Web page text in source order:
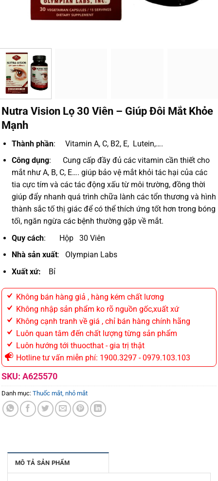
Nutra Vision Lọ 30 Viên – Giúp Đôi Mắt Khỏe
Mạnh
Thành phần: Vitamin A, C, B2, E, Lutein,….
Công dụng: Cung cấp đầy đủ các vitamin cần thiết cho
mắt như A, B, C, E…. giúp bảo vệ mắt khỏi tác hại của các
tia cực tím và các tác động xấu từ môi trường, đồng thời
giúp đẩy nhanh quá trình chữa lành các tổn thương và hình
thành sắc tố thị giác để có thể thích ứng tốt hơn trong bóng
tối, ngăn ngừa các bệnh thường gặp về mắt.
Quy cách: Hộp 30 Viên
Nhà sản xuất: Olympian Labs
Xuất xứ: Bỉ
Không bán hàng giả , hàng kém chất lương
Không nhập sản phẩm ko rõ nguồn gốc,xuất xứ
Không cạnh tranh về giá , chỉ bán hàng chính hãng
Luôn quan tâm đến chất lượng từng sản phẩm
Luôn hướng tới thuocthat - gia trị thật
Hotline tư vấn miễn phí: 1900.3297 - 0979.103.103
SKU: A625570
Danh mục: Thuốc mắt, nhỏ mắt
MÔ TẢ SẢN PHẨM